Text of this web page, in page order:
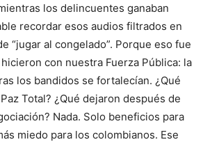
los delincuentes ganaban
recordar esos audios filtrados en
“jugar al congelado”. Porque eso fue
con nuestra Fuerza Pública: la
los bandidos se fortalecían. ¿Qué
Total? ¿Qué dejaron después de
Nada. Solo beneficios para
miedo para los colombianos. Ese